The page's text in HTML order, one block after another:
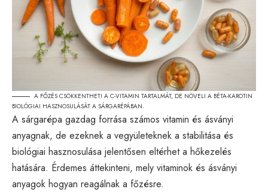
A FŐZÉS CSÖKKENTHETI A C-VITAMIN TARTALMÁT, DE NÖVELI A BÉTA-KAROTIN
BIOLÓGIAI HASZNOSULÁSÁT A SÁRGARÉPÁBAN.
A sárgarépa gazdag forrása számos vitamin és ásványi
anyagnak, de ezeknek a vegyületeknek a stabilitása és
biológiai hasznosulása jelentősen eltérhet a hőkezelés
hatására. Érdemes áttekinteni, mely vitaminok és ásványi
anyagok hogyan reagálnak a főzésre.